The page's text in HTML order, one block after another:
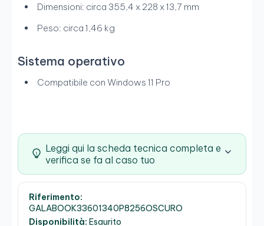
Dimensioni: circa 355,4 x 228 x 13,7 mm
Peso: circa 1,46 kg
Sistema operativo
Compatibile con Windows 11 Pro
Leggi qui la scheda tecnica completa e
verifica se fa al caso tuo
Riferimento:
GALABOOK33601340P8256OSCURO
Disponibilità: Esaurito